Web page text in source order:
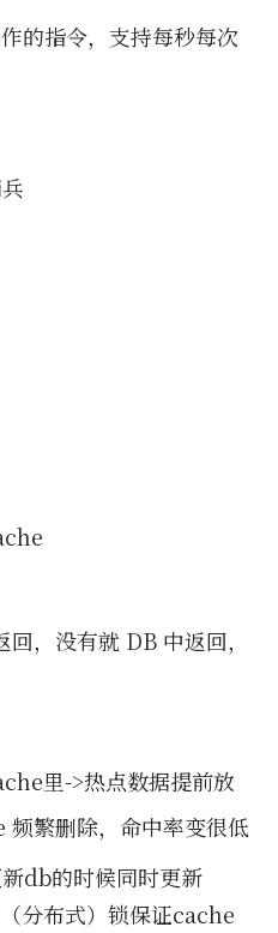
的指令，支持每秒每次
，没有就 DB 中返回，
里->热点数据提前放
频繁删除，命中率变很低
db的时候同时更新
分布式）锁保证cache